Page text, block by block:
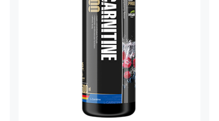
3000 – 500 ml
Mršavko Svi proizvodi
1.800,00рсд